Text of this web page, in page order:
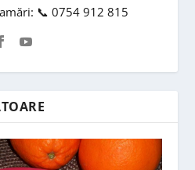
📞 0754 912 815